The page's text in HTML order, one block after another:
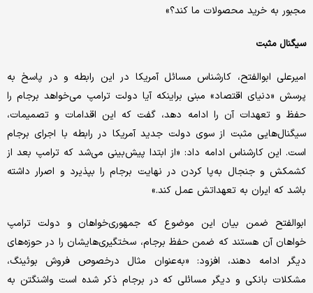
مجبور به خرید محصولات ما کند؟»
سیگنال‌ مثبت
امیرعلی ابوالفتح، کارشناس مسائل آمریکا در این رابطه و در پاسخ به
پرسش «دنیای اقتصاد» مبنی براینکه آیا دولت ترامپ می‌خواهد برجام را
حفظ و تعهدات آن را ادامه دهد، گفت که این اقدامات و تصمیمات،
سیگنال‌هایی مثبت از سوی دولت جدید آمریکا در رابطه با اجرای برجام
است. این کارشناس ادامه داد: «از ابتدا پیش‌بینی می‌شد که ترامپ بعد از
کشمکش‌ و جنجال به‌پا کردن در نهایت برجام را بپذیرد و اصرار داشته
باشد که ایران به تعهداتش عمل کند.»
ابوالفتح ضمن بیان این موضوع که جمهوری‌خواهان و دولت ترامپ
خواهان آن هستند که ضمن حفظ برجام، سختگیری‌هایشان را در حوزه‌های
دیگر ادامه دهند، افزود: «به‌عنوان مثال درخصوص فروش بوئینگ،
مشکلات بانکی و دیگر مسائلی که در برجام ذکر شده است واشنگتن به